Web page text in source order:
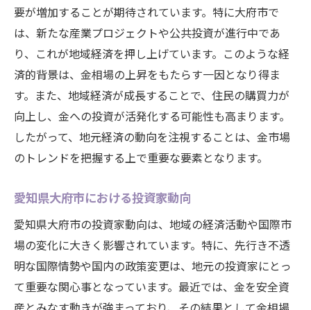
要が増加することが期待されています。特に大府市で
は、新たな産業プロジェクトや公共投資が進行中であ
り、これが地域経済を押し上げています。このような経
済的背景は、金相場の上昇をもたらす一因となり得ま
す。また、地域経済が成長することで、住民の購買力が
向上し、金への投資が活発化する可能性も高まります。
したがって、地元経済の動向を注視することは、金市場
のトレンドを把握する上で重要な要素となります。
愛知県大府市における投資家動向
愛知県大府市の投資家動向は、地域の経済活動や国際市
場の変化に大きく影響されています。特に、先行き不透
明な国際情勢や国内の政策変更は、地元の投資家にとっ
て重要な関心事となっています。最近では、金を安全資